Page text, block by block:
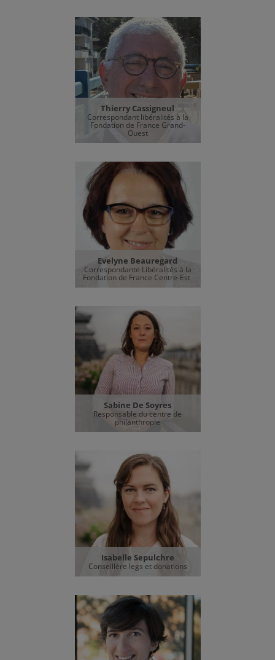
Thierry Cassigneul
Correspondant libéralités à la
Fondation de France Grand-
Ouest
Evelyne Beauregard
Correspondante Libéralités à la
Fondation de France Centre-Est
Sabine De Soyres
Responsable du centre de
philanthropie
Isabelle Sepulchre
Conseillère legs et donations